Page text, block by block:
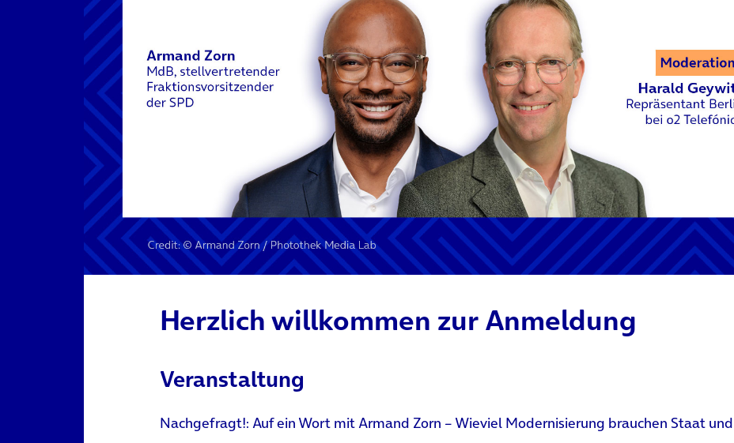
Herzlich willkommen zur Anmeldung
Veranstaltung
Nachgefragt!: Auf ein Wort mit Armand Zorn – Wieviel Modernisierung brauchen Staat